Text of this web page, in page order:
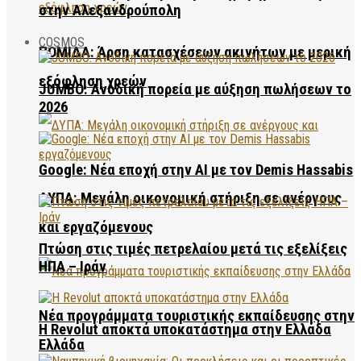
ΠΟΜΙΔΑ: Άρση κατασχέσεων ακινήτων με μερική
εξόφληση χρεών
ΔΥΠΑ: Μεγάλη οικονομική στήριξη σε ανέργους
και εργαζόμενους
Νέα προγράμματα τουριστικής εκπαίδευσης στην
Ελλάδα
στην Αλεξανδρούπολη
COSMOS
JUMBO: Ανοδική πορεία με αύξηση πωλήσεων το
2026
Google: Νέα εποχή στην AI με τον Demis Hassabis
Πτώση στις τιμές πετρελαίου μετά τις εξελίξεις
ΗΠΑ – Ιράν
Η Revolut αποκτά υποκατάστημα στην Ελλάδα